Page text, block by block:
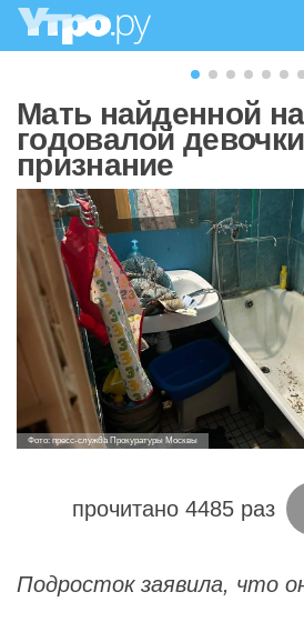
Мать найденной
годовалой
признание
Фото: пресс-служба Прокуратуры Москвы
прочитано 4485 раз
Подросток заявила, что